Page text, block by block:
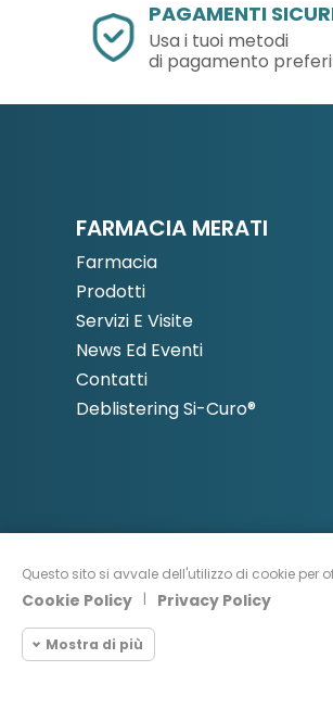
PAGAMENTI
Usa i tuoi metodi
di pagamento
FARMACIA MERATI
Farmacia
Prodotti
Servizi E Visite
News Ed Eventi
Contatti
Deblistering Si-Curo®
Questo sito si avvale dell'utilizzo di cookie per
Cookie Policy | Privacy Policy
Mostra di più